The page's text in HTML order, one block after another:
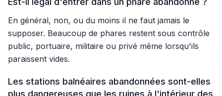
En général, non, ou du moins il ne faut jamais le
supposer. Beaucoup de phares restent sous contrôle
public, portuaire, militaire ou privé même lorsqu'ils
paraissent vides.
Les stations balnéaires abandonnées sont-elles
plus dangereuses que les ruines à l'intérieur des